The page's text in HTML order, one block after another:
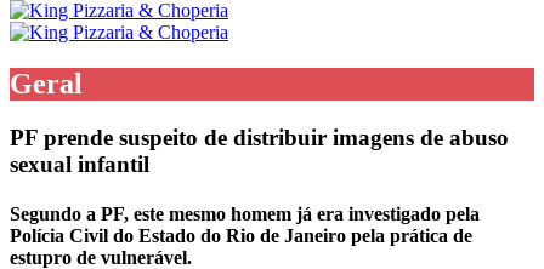
Geral
PF prende suspeito de distribuir imagens de abuso
sexual infantil
Segundo a PF, este mesmo homem já era investigado pela
Polícia Civil do Estado do Rio de Janeiro pela prática de
estupro de vulnerável.